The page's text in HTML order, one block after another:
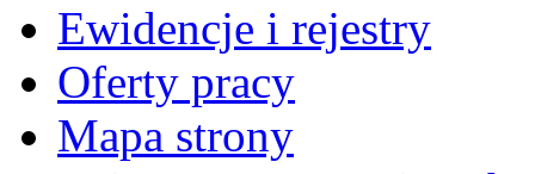
Ewidencje i rejestry
Oferty pracy
Mapa strony